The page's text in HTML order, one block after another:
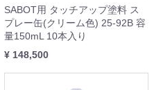
SABOT用 タッチアップ塗料 ス
プレー缶(クリーム色) 25-92B 容
量150mL 10本入り
¥ 148,500